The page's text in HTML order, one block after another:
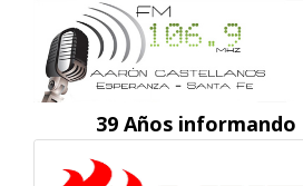
39 Años informando